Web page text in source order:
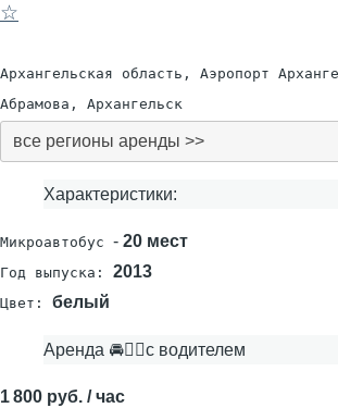
☆
Архангельская область, Аэропорт
Абрамова, Архангельск
все регионы аренды >>
Характеристики:
Микроавтобус - 20 мест
Год выпуска: 2013
Цвет: белый
Аренда 🚘👨‍✈с водителем
1 800 руб. / час